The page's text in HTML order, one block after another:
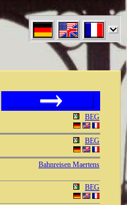
BEG
BEG
Bahnreisen Maertens
BEG